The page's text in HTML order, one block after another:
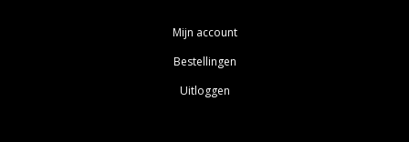
Mijn account
Bestellingen
Uitloggen